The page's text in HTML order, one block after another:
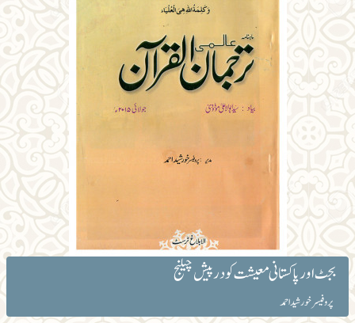
بجٹ اور پاکستانی معیشت کو درپیش چیلنج
پروفیسر خورشید احمد